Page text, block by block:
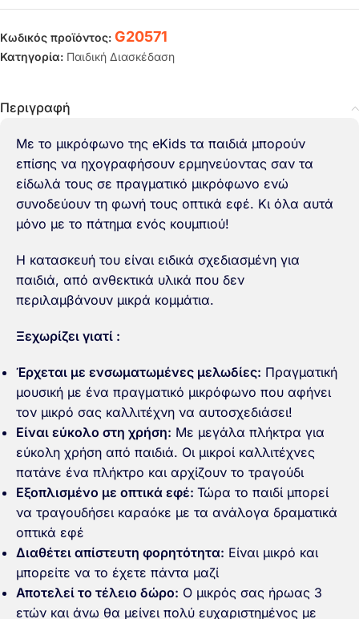
Κωδικός προϊόντος: G20571
Κατηγορία: Παιδική Διασκέδαση
Περιγραφή
Με το μικρόφωνο της eKids τα παιδιά μπορούν
επίσης να ηχογραφήσουν ερμηνεύοντας σαν τα
είδωλά τους σε πραγματικό μικρόφωνο ενώ
συνοδεύουν τη φωνή τους οπτικά εφέ. Κι όλα αυτά
μόνο με το πάτημα ενός κουμπιού!
Η κατασκευή του είναι ειδικά σχεδιασμένη για
παιδιά, από ανθεκτικά υλικά που δεν
περιλαμβάνουν μικρά κομμάτια.
Ξεχωρίζει γιατί :
Έρχεται με ενσωματωμένες μελωδίες: Πραγματική
μουσική με ένα πραγματικό μικρόφωνο που αφήνει
τον μικρό σας καλλιτέχνη να αυτοσχεδιάσει!
Είναι εύκολο στη χρήση: Με μεγάλα πλήκτρα για
εύκολη χρήση από παιδιά. Οι μικροί καλλιτέχνες
πατάνε ένα πλήκτρο και αρχίζουν το τραγούδι
Εξοπλισμένο με οπτικά εφέ: Τώρα το παιδί μπορεί
να τραγουδήσει καραόκε με τα ανάλογα δραματικά
οπτικά εφέ
Διαθέτει απίστευτη φορητότητα: Είναι μικρό και
μπορείτε να το έχετε πάντα μαζί
Αποτελεί το τέλειο δώρο: Ο μικρός σας ήρωας 3
ετών και άνω θα μείνει πολύ ευχαριστημένος με